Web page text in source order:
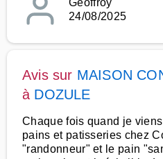
Geoffroy
24/08/2025
Avis sur MAISON
à DOZULE
Chaque fois quand je
pains et patisseries chez
"randonneur" et le pain